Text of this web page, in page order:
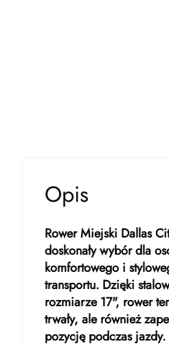
Opis
Rower Miejski Dallas
doskonały wybór dla
komfortowego i
transportu. Dzięki
rozmiarze 17", rower
trwały, ale również
pozycję podczas